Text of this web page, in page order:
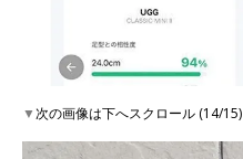
▼次の画像は下へスクロール (14/15)